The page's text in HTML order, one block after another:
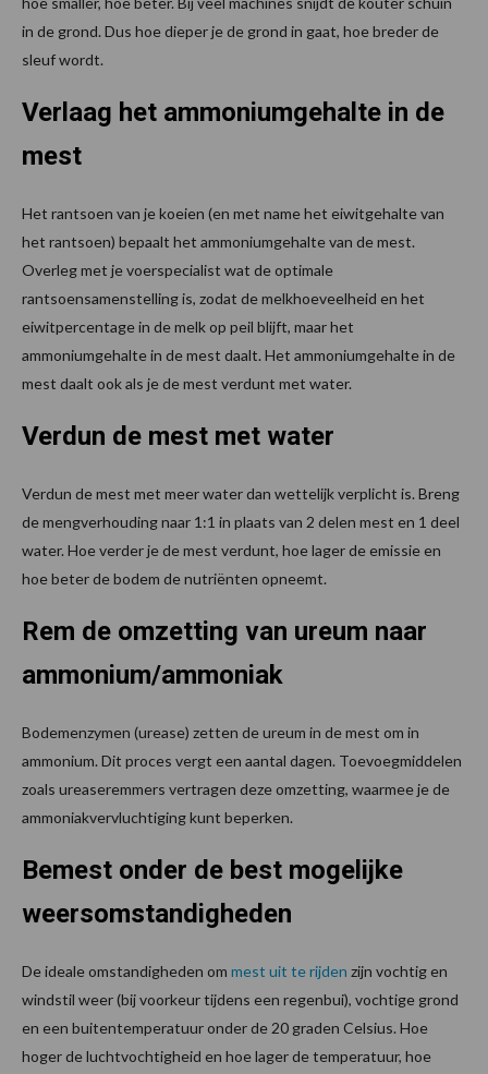
in de grond. Dus hoe dieper je de grond in gaat, hoe breder de
sleuf wordt.
Verlaag het ammoniumgehalte in de
mest
Het rantsoen van je koeien (en met name het eiwitgehalte van
het rantsoen) bepaalt het ammoniumgehalte van de mest.
Overleg met je voerspecialist wat de optimale
rantsoensamenstelling is, zodat de melkhoeveelheid en het
eiwitpercentage in de melk op peil blijft, maar het
ammoniumgehalte in de mest daalt. Het ammoniumgehalte in de
mest daalt ook als je de mest verdunt met water.
Verdun de mest met water
Verdun de mest met meer water dan wettelijk verplicht is. Breng
de mengverhouding naar 1:1 in plaats van 2 delen mest en 1 deel
water. Hoe verder je de mest verdunt, hoe lager de emissie en
hoe beter de bodem de nutriënten opneemt.
Rem de omzetting van ureum naar
ammonium/ammoniak
Bodemenzymen (urease) zetten de ureum in de mest om in
ammonium. Dit proces vergt een aantal dagen. Toevoegmiddelen
zoals ureaseremmers vertragen deze omzetting, waarmee je de
ammoniakvervluchtiging kunt beperken.
Bemest onder de best mogelijke
weersomstandigheden
De ideale omstandigheden om mest uit te rijden zijn vochtig en
windstil weer (bij voorkeur tijdens een regenbui), vochtige grond
en een buitentemperatuur onder de 20 graden Celsius. Hoe
hoger de luchtvochtigheid en hoe lager de temperatuur, hoe